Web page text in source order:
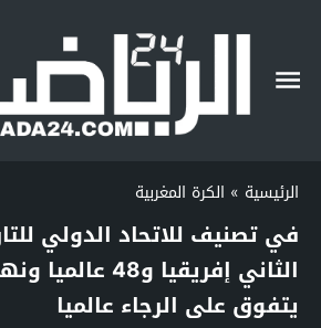
الرئيسية » الكرة المغربية
في تصنيف للاتحاد الدولي
الثاني إفريقيا
يتفوق على الرجاء عالميا